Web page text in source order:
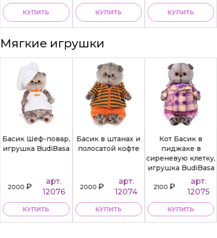
КУПИТЬ КУПИТЬ КУПИТЬ
Мягкие игрушки
Басик Шеф-повар,
игрушка BudiBasa
2000₽
арт.
12076
КУПИТЬ
Басик в штанах и
полосатой кофте
2000₽
арт.
12074
КУПИТЬ
Кот Басик в
пиджаке в
сиреневую клетку,
игрушка BudiBasa
2100₽
арт.
12075
КУПИТЬ